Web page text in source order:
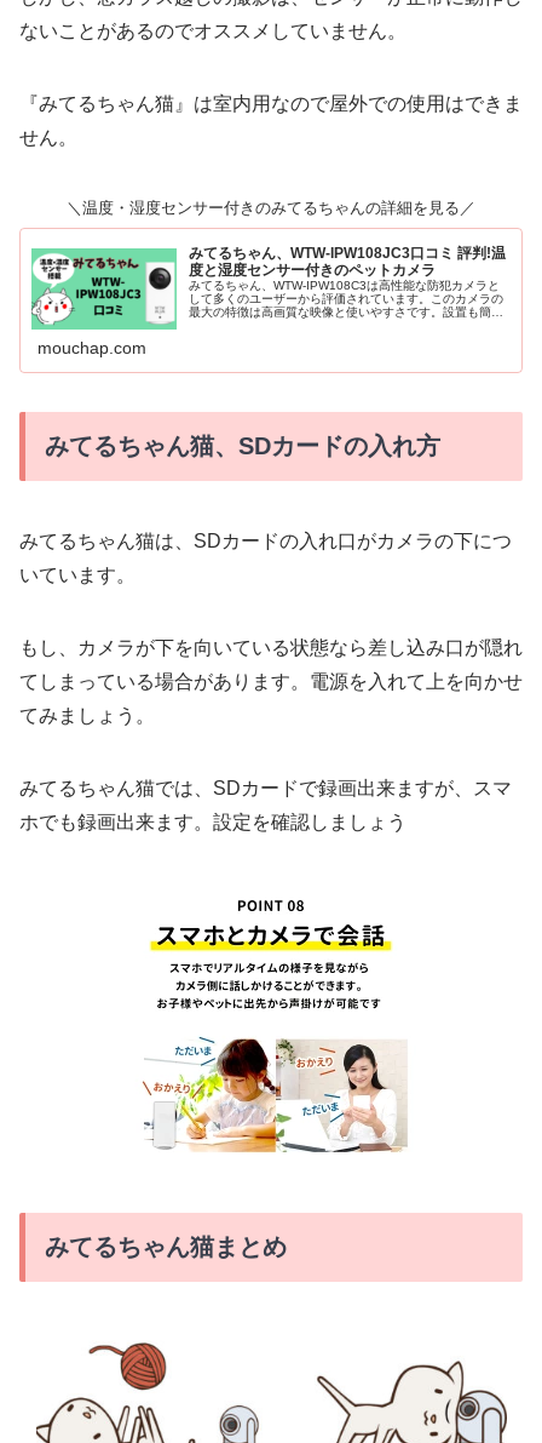
ないことがあるのでオススメしていません。
『みてるちゃん猫』は室内用なので屋外での使用はできま
せん。
＼温度・湿度センサー付きのみてるちゃんの詳細を見る／
みてるちゃん、WTW-IPW108JC3口コミ 評判!温
度と湿度センサー付きのペットカメラ
みてるちゃん、WTW-IPW108C3は高性能な防犯カメラと
して多くのユーザーから評価されています。このカメラの
最大の特徴は高画質な映像と使いやすさです。設置も簡単
mouchap.com
みてるちゃん猫、SDカードの入れ方
みてるちゃん猫は、SDカードの入れ口がカメラの下につ
いています。
もし、カメラが下を向いている状態なら差し込み口が隠れ
てしまっている場合があります。電源を入れて上を向かせ
てみましょう。
みてるちゃん猫では、SDカードで録画出来ますが、スマ
ホでも録画出来ます。設定を確認しましょう
みてるちゃん猫まとめ